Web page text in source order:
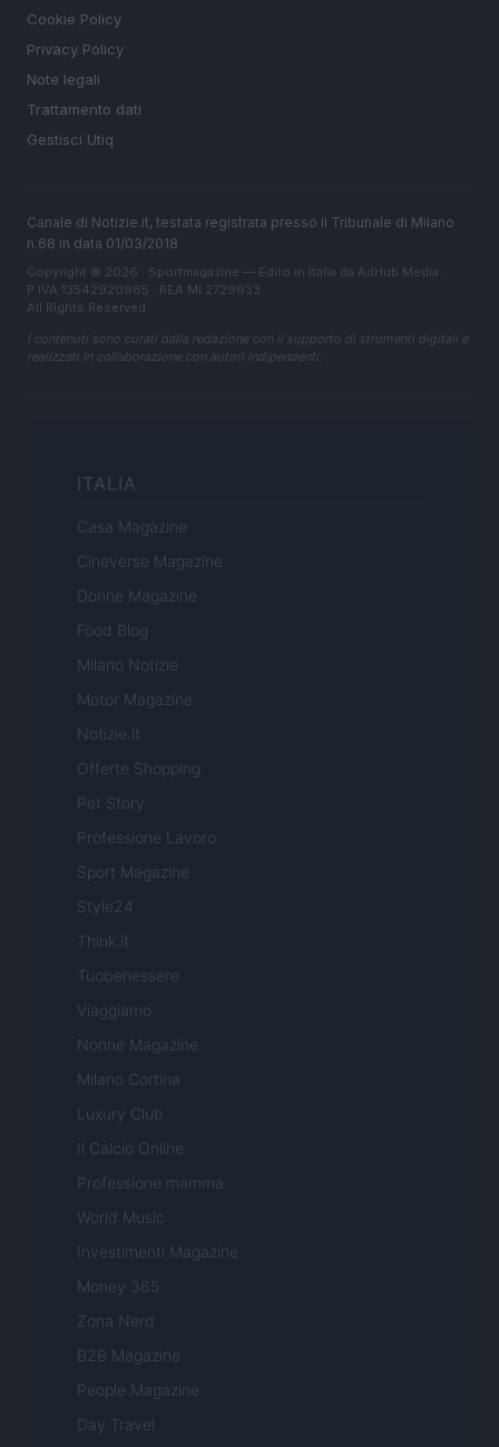
Cookie Policy
Privacy Policy
Note legali
Trattamento dati
Gestisci Utiq
Canale di Notizie.it, testata registrata presso il Tribunale di Milano
n.68 in data 01/03/2018
Copyright © 2026 · Sportmagazine — Edito in Italia da AdHub Media
P.IVA 13542920965 · REA MI 2729933
All Rights Reserved
I contenuti sono curati dalla redazione con il supporto di strumenti digitali e
realizzati in collaborazione con autori indipendenti.
ITALIA
Casa Magazine
Cineverse Magazine
Donne Magazine
Food Blog
Milano Notizie
Motor Magazine
Notizie.it
Offerte Shopping
Pet Story
Professione Lavoro
Sport Magazine
Style24
Think.it
Tuobenessere
Viaggiamo
Nonne Magazine
Milano Cortina
Luxury Club
Il Calcio Online
Professione mamma
World Music
Investimenti Magazine
Money 365
Zona Nerd
B2B Magazine
People Magazine
Day Travel